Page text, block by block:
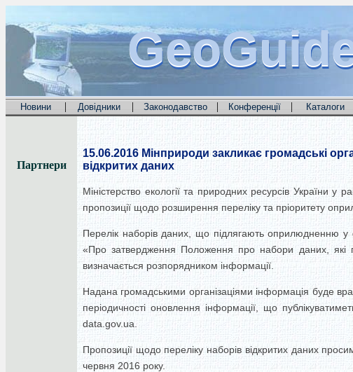
Новини | Довідники | Законодавство | Конференції | Каталоги
Партнери
15.06.2016 Мінприроди закликає громадські
відкритих даних
Міністерство екології та природних ресурсів України
пропозиції щодо розширення переліку та пріоритету
Перелік наборів даних, що підлягають оприлюдненню у
«Про затвердження Положення про набори даних, які
визначається розпорядником інформації.
Надана громадськими організаціями інформація буде
періодичності оновлення інформації, що
data.gov.ua.
Пропозиції щодо переліку наборів відкритих даних
червня 2016 року.